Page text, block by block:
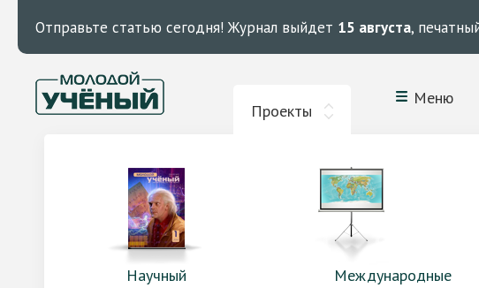
Отправьте статью сегодня! Журнал выйдет 15 августа,
Проекты
Меню
Научный
Международные